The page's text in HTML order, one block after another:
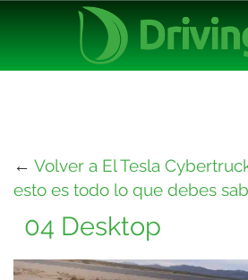
← Volver a El Tesla
esto es todo lo que debes
04 Desktop